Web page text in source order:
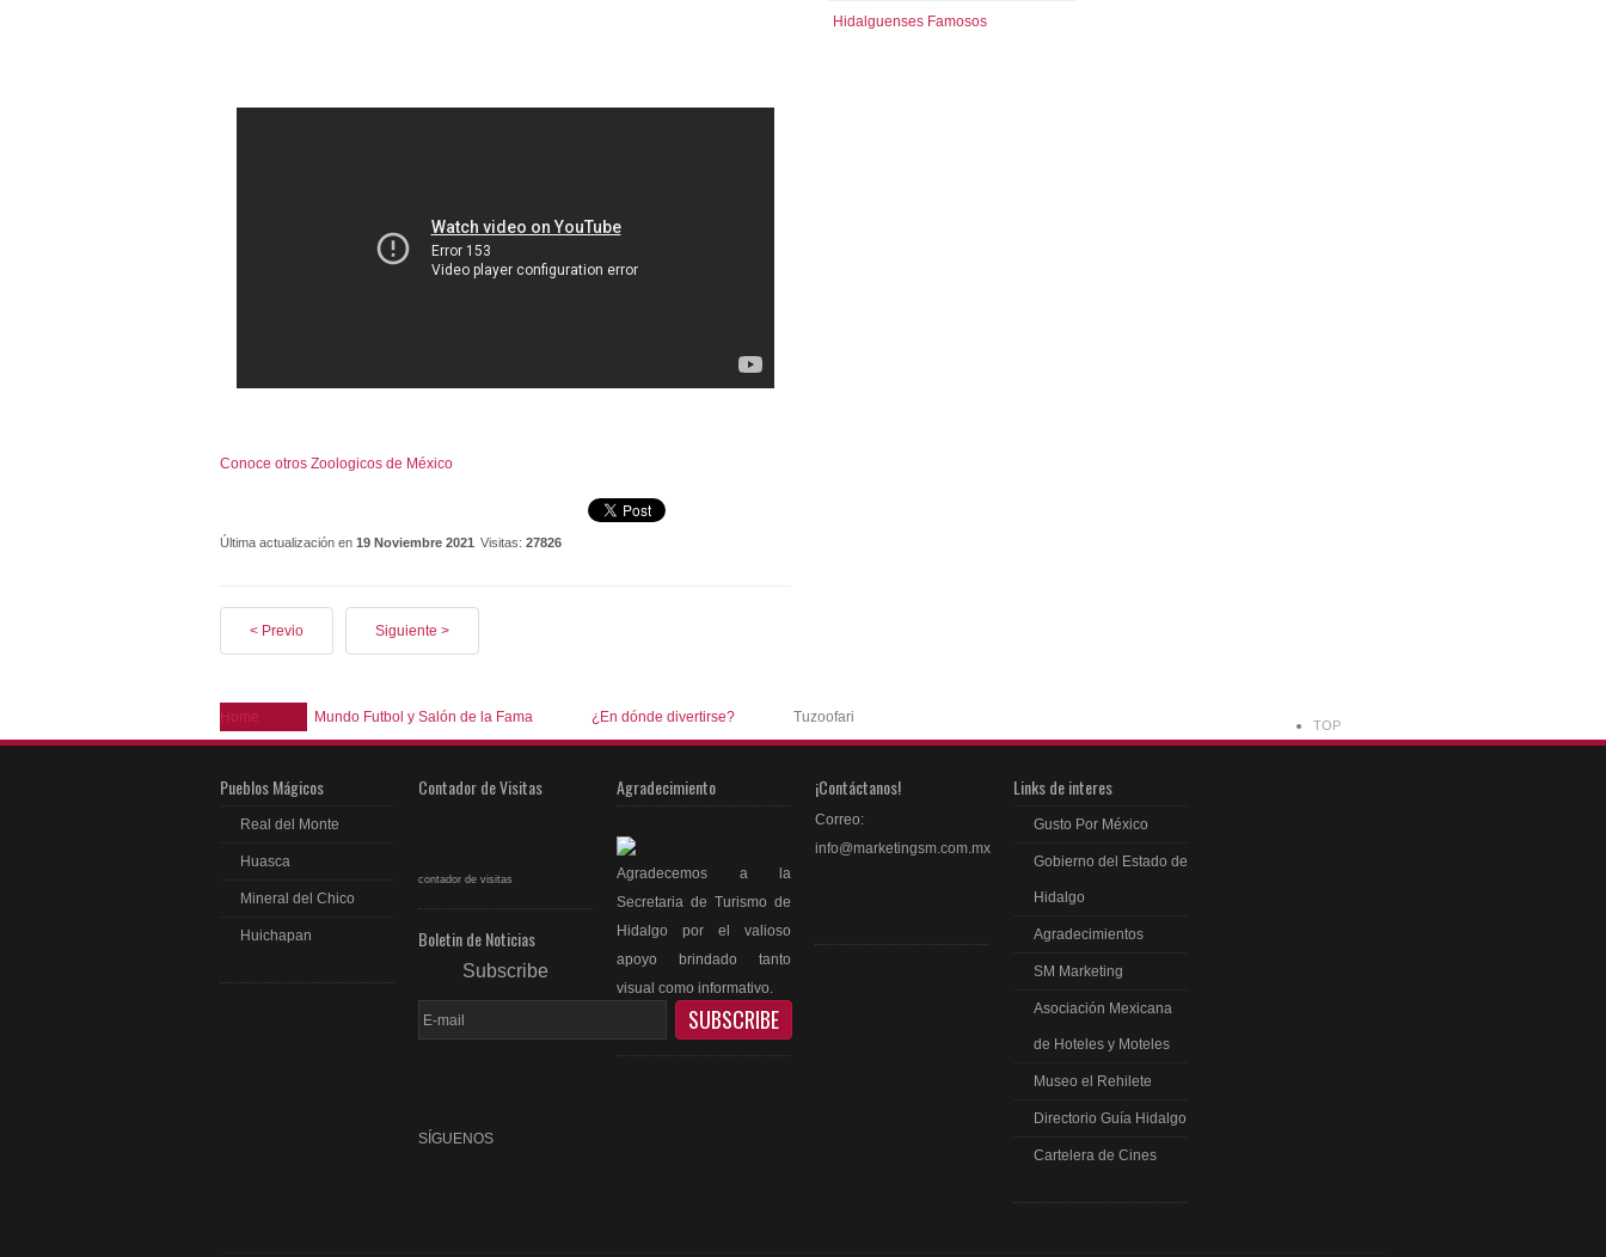
Conoce otros Zoologicos de México
Última actualización en 19 Noviembre 2021 Visitas: 27826
< Previo Siguiente >
Hidalguenses Famosos
Home Mundo Futbol y Salón de la Fama ¿En dónde divertirse? Tuzoofari TOP
Pueblos Mágicos
Real del Monte
Huasca
Mineral del Chico
Huichapan
Contador de Visitas
contador de visitas
Boletin de Noticias
Subscribe
SÍGUENOS
Agradecimiento
Agradecemos a la
Secretaria de Turismo de
Hidalgo por el valioso
apoyo brindado tanto
visual como informativo.
¡Contáctanos!
Correo:
info@marketingsm.com.mx
Links de interes
Gusto Por México
Gobierno del Estado de
Hidalgo
Agradecimientos
SM Marketing
Asociación Mexicana
de Hoteles y Moteles
Museo el Rehilete
Directorio Guía Hidalgo
Cartelera de Cines